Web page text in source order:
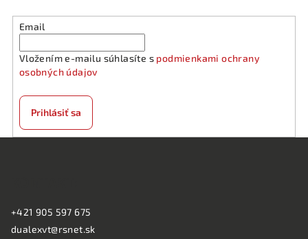
Email
Vložením e-mailu súhlasíte s podmienkami ochrany
osobných údajov
Prihlásiť sa
+421 905 597 675
dualexvt@rsnet.sk